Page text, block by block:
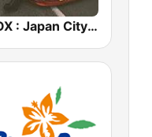
BOX : Japan City Pop -日本のシティポップ